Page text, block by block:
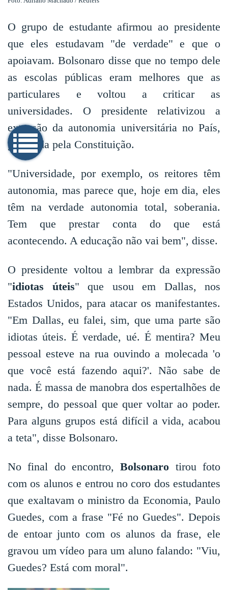
O grupo de estudante afirmou ao presidente
que eles estudavam "de verdade" e que o
apoiavam. Bolsonaro disse que no tempo dele
as escolas públicas eram melhores que as
particulares e voltou a criticar as
universidades. O presidente relativizou a
extensão da autonomia universitária no País,
garantida pela Constituição.
"Universidade, por exemplo, os reitores têm
autonomia, mas parece que, hoje em dia, eles
têm na verdade autonomia total, soberania.
Tem que prestar conta do que está
acontecendo. A educação não vai bem", disse.
O presidente voltou a lembrar da expressão
"idiotas úteis" que usou em Dallas, nos
Estados Unidos, para atacar os manifestantes.
"Em Dallas, eu falei, sim, que uma parte são
idiotas úteis. É verdade, ué. É mentira? Meu
pessoal esteve na rua ouvindo a molecada 'o
que você está fazendo aqui?'. Não sabe de
nada. É massa de manobra dos espertalhões de
sempre, do pessoal que quer voltar ao poder.
Para alguns grupos está difícil a vida, acabou
a teta", disse Bolsonaro.
No final do encontro,Bolsonaro tirou foto
com os alunos e entrou no coro dos estudantes
que exaltavam o ministro da Economia, Paulo
Guedes, com a frase "Fé no Guedes". Depois
de entoar junto com os alunos da frase, ele
gravou um vídeo para um aluno falando: "Viu,
Guedes? Está com moral".